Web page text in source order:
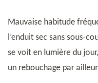
Mauvaise habitude
l’enduit sec sans sous-
se voit en lumière du
un rebouchage par